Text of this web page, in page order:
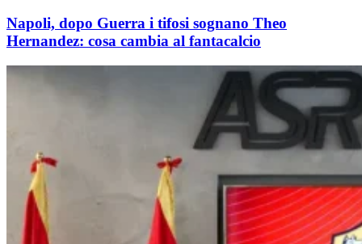
Napoli, dopo Guerra i tifosi sognano Theo
Hernandez: cosa cambia al fantacalcio